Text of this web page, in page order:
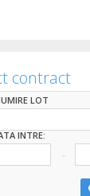
contract
LOT
INTRE: